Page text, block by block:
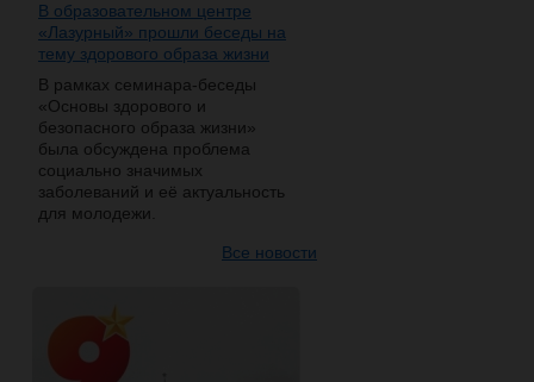
В образовательном центре
«Лазурный» прошли беседы на
тему здорового образа жизни
В рамках семинара-беседы
«Основы здорового и
безопасного образа жизни»
была обсуждена проблема
социально значимых
заболеваний и её актуальность
для молодежи.
Все новости